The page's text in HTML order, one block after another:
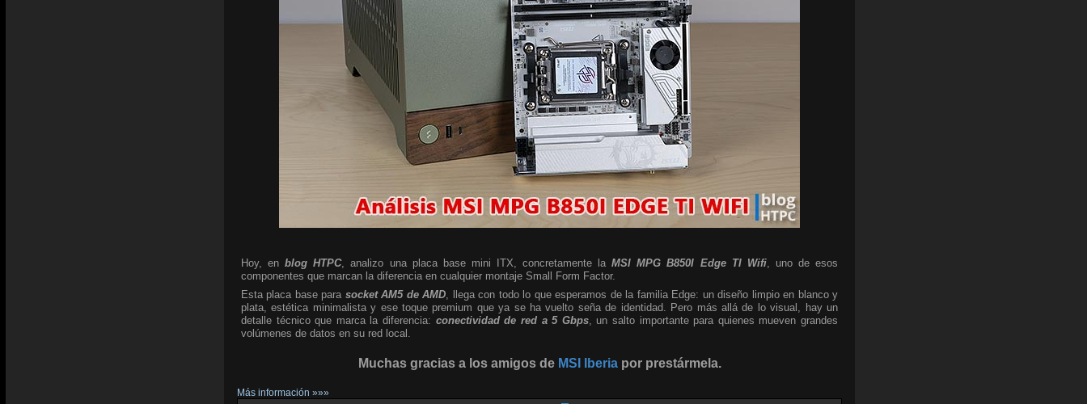
Hoy, enblog HTPC, analizo una placa base mini ITX, concretamente laMSI MPG B850I Edge TI Wifi, uno de esos
componentes que marcan la diferencia en cualquier montaje Small Form Factor.
Esta placa base para socket AM5 de AMD , llega con todo lo que esperamos de la familia Edge: un diseño limpio en blanco y
plata, estética minimalista y ese toque premium que ya se ha vuelto seña de identidad. Pero más allá de lo visual, hay un
detalle técnico que marca la diferencia: conectividad de red a 5 Gbps, un salto importante para quienes mueven grandes
volúmenes de datos en su red local.
Muchas gracias a los amigos de MSI Iberiapor prestármela.
Más información »»»